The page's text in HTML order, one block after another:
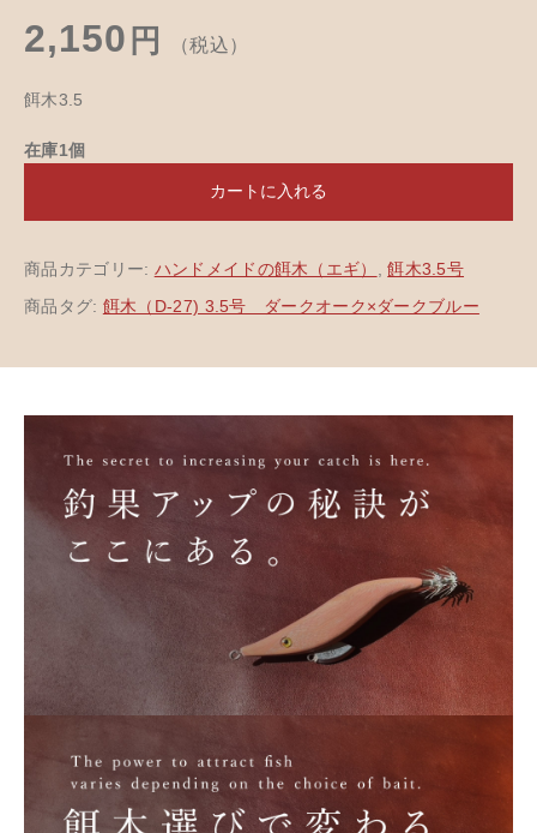
2,150 円 （税込）
餌木3.5
在庫1個
カートに入れる
商品カテゴリー: ハンドメイドの餌木（エギ） ,餌木3.5号
商品タグ: 餌木（D-27) 3.5号 ダークオーク×ダークブルー